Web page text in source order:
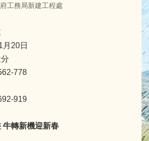
工務局新建工程處
20日
778
919
牛轉新機迎新春